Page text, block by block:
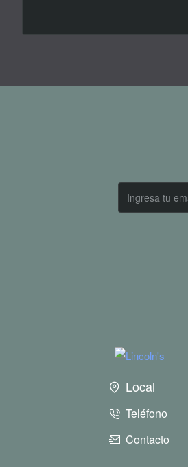
Ingresa
email
Local
Teléfono
Contacto